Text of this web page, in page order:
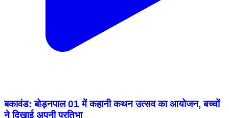
बकावंड: बोड़नपाल 01 में कहानी कथन उत्सव का आयोजन, बच्चों
ने दिखाई अपनी प्रतिभा